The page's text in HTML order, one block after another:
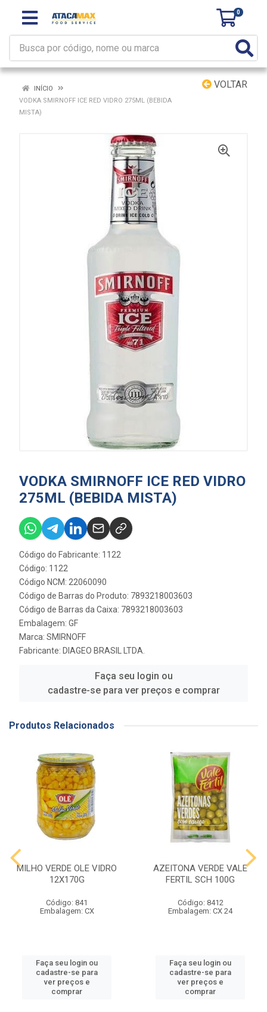
0
VOLTAR
INÍCIO
VODKA SMIRNOFF ICE RED VIDRO 275ML (BEBIDA
MISTA)
VODKA SMIRNOFF ICE RED VIDRO
275ML (BEBIDA MISTA)
Código do Fabricante: 1122
Código: 1122
Código NCM: 22060090
Código de Barras do Produto: 7893218003603
Código de Barras da Caixa: 7893218003603
Embalagem: GF
Marca: SMIRNOFF
Fabricante: DIAGEO BRASIL LTDA.
Faça seu login ou
cadastre-se para ver preços e comprar
Produtos Relacionados
MILHO VERDE OLE VIDRO
12X170G
Código: 841
Embalagem: CX
Faça seu login ou
cadastre-se para
ver preços e
comprar
AZEITONA VERDE VALE
FERTIL SCH 100G
Código: 8412
Embalagem: CX 24
Faça seu login ou
cadastre-se para
ver preços e
comprar